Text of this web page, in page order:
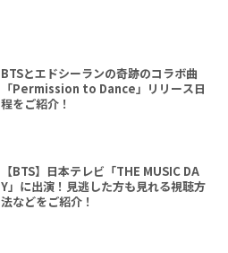
BTSとエドシーランの奇跡のコラボ曲
「Permission to Dance」リリース日
程をご紹介！
【BTS】日本テレビ「THE MUSIC DA
Y」に出演！見逃した方も見れる視聴方
法などをご紹介！